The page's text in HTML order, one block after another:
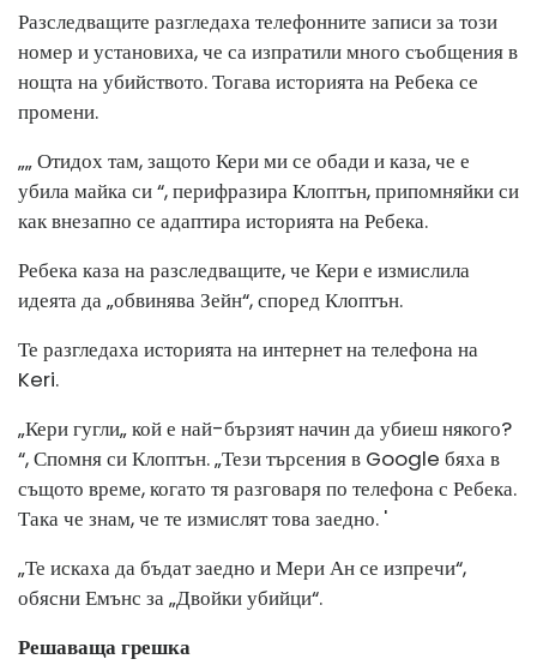
Разследващите разгледаха телефонните записи за този
номер и установиха, че са изпратили много съобщения в
нощта на убийството. Тогава историята на Ребека се
промени.
„„ Отидох там, защото Кери ми се обади и каза, че е
убила майка си “, перифразира Клоптън, припомняйки си
как внезапно се адаптира историята на Ребека.
Ребека каза на разследващите, че Кери е измислила
идеята да „обвинява Зейн“, според Клоптън.
Те разгледаха историята на интернет на телефона на
Keri.
„Кери гугли„ кой е най-бързият начин да убиеш някого?
“, Спомня си Клоптън. „Тези търсения в Google бяха в
същото време, когато тя разговаря по телефона с Ребека.
Така че знам, че те измислят това заедно. '
„Те искаха да бъдат заедно и Мери Ан се изпречи“,
обясни Емънс за „Двойки убийци“.
Решаваща грешка